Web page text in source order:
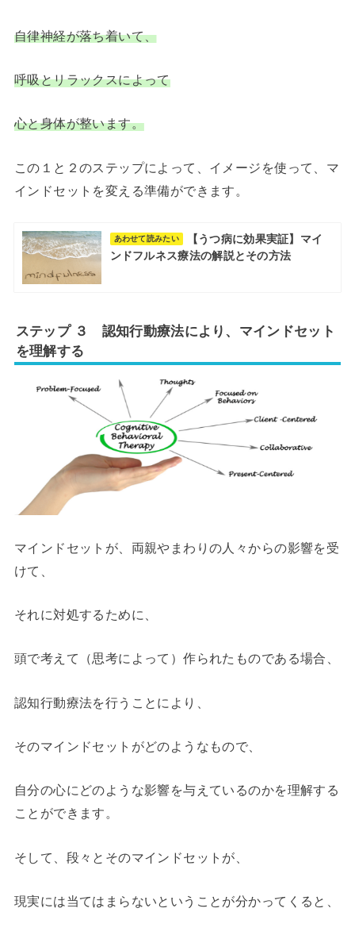
自律神経が落ち着いて、
呼吸とリラックスによって
心と身体が整います。
この１と２のステップによって、イメージを使って、マ
インドセットを変える準備ができます。
あわせて読みたい
【うつ病に効果実証】マイ
ンドフルネス療法の解説とその方法
ステップ ３ 認知行動療法により、マインドセット
を理解する
マインドセットが、両親やまわりの人々からの影響を受
けて、
それに対処するために、
頭で考えて（思考によって）作られたものである場合、
認知行動療法を行うことにより、
そのマインドセットがどのようなもので、
自分の心にどのような影響を与えているのかを理解する
ことができます。
そして、段々とそのマインドセットが、
現実には当てはまらないということが分かってくると、